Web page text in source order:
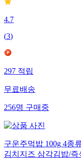
4.7
(3)
297적립
무료배송
256명구매중
구운주먹밥 100g 4종
김치지즈 삼각김밥/